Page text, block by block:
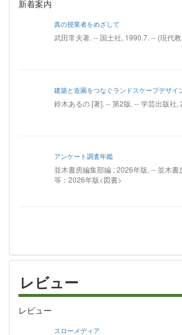
新着案内
真の授業者をめざして
武田常夫著. -- 国土社, 1990.7. -- (現代
建築と造園をつなぐランドスケープデザイ
鈴木あるの [著]. -- 第2版. -- 学芸出版社,
アンケート調査年鑑
並木書房編集部編 ; 2026年版. -- 並木
等：2026年版<図書>
レビュー
レビュー
スローメディア